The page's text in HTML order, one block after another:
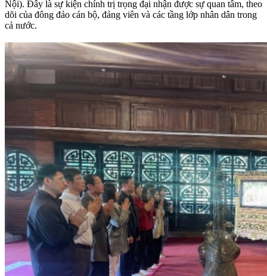
Nội). Đây là sự kiện chính trị trọng đại nhận được sự quan tâm, theo
dõi của đông đảo cán bộ, đảng viên và các tầng lớp nhân dân trong
cả nước.